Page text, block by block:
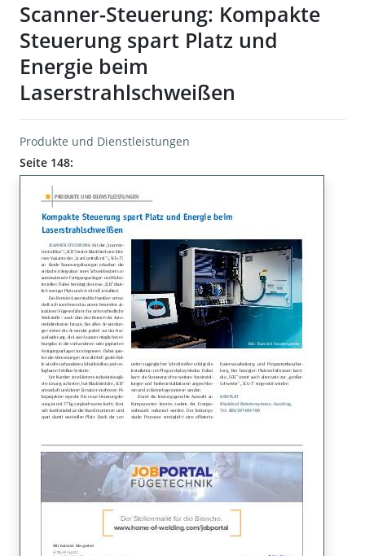
Scanner-Steuerung: Kompakte
Steuerung spart Platz und
Energie beim
Laserstrahlschweißen
Produkte und Dienstleistungen
Seite 148: